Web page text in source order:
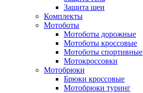
Защита шеи
Комплекты
Мотоботы
Мотоботы дорожные
Мотоботы кроссовые
Мотоботы спортивные
Мотокроссовки
Мотобрюки
Брюки кроссовые
Мотобрюки туринг